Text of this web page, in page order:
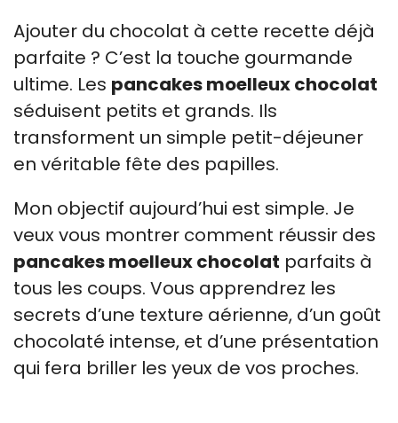
Ajouter du chocolat à cette recette déjà
parfaite ? C’est la touche gourmande
ultime. Les pancakes moelleux chocolat
séduisent petits et grands. Ils
transforment un simple petit-déjeuner
en véritable fête des papilles.
Mon objectif aujourd’hui est simple. Je
veux vous montrer comment réussir des
pancakes moelleux chocolat parfaits à
tous les coups. Vous apprendrez les
secrets d’une texture aérienne, d’un goût
chocolaté intense, et d’une présentation
qui fera briller les yeux de vos proches.